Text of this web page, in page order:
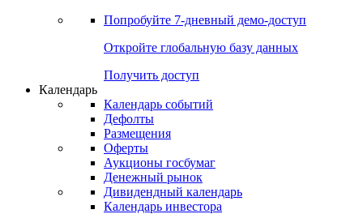
Попробуйте 7-дневный демо-доступ
Откройте глобальную базу данных
Получить доступ
Календарь
Календарь событий
Дефолты
Размещения
Оферты
Аукционы госбумаг
Денежный рынок
Дивидендный календарь
Календарь инвестора